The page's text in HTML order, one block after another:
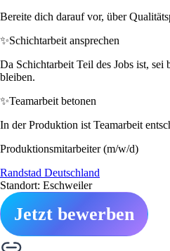
Bereite dich darauf vor, über
✨Schichtarbeit ansprechen
Da Schichtarbeit Teil des Jobs ist,
bleiben.
✨Teamarbeit betonen
In der Produktion ist Teamarbeit
Produktionsmitarbeiter (m/w/d)
Randstad Deutschland
Standort: Eschweiler
Jetzt bewerben